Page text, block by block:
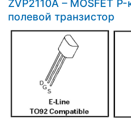
ZVP2110A – MOSFET
полевой транзистор